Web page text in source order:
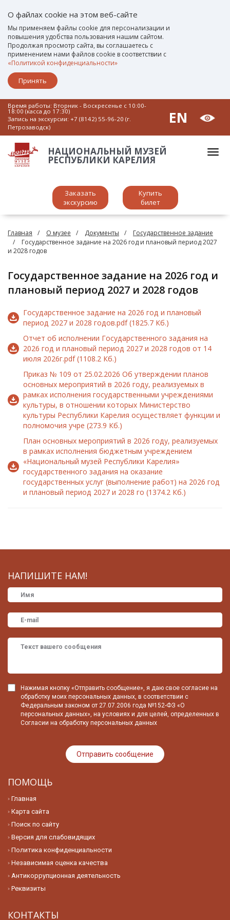
О файлах cookie на этом веб-сайте
Мы применяем файлы cookie для персонализации и
повышения удобства пользования нашим сайтом.
Продолжая просмотр сайта, вы соглашаетесь с
применением нами файлов cookie в соответствии с
«Политикой конфиденциальности»
Принять
Время работы: Вторник - Воскресенье c 10:00-
18:00 (касса до 17:30)
Запись на экскурсии: +7 (8142) 55-96-20 (г.
Петрозаводск)
EN
НАЦИОНАЛЬНЫЙ МУЗЕЙ
РЕСПУБЛИКИ КАРЕЛИЯ
Заказать
экскурсию
Купить
билет
Главная О музее Документы
Государственное задание
Государственное задание на 2026 год и плановый период 2027
и 2028 годов
Государственное задание на 2026 год и
плановый период 2027 и 2028 годов
Государственное задание на 2026 год и плановый
период 2027 и 2028 годов.pdf (1825.7 Кб.)
Отчет об исполнении Государственного задания на
2026 год и плановый период 2027 и 2028 годов от 14
июля 2026г.pdf (1108.2 Кб.)
Приказ № 109 от 25.02.2026 Об утверждении планов
основных мероприятий в 2026 году, реализуемых в
рамках исполнения государственными учреждениями
культуры, в отношении которых Министерство
культуры Республики Карелия осуществляет функции и
полномочия учре (273.9 Кб.)
План основных мероприятий в 2026 году, реализуемых
в рамках исполнения бюджетным учреждением
«Национальный музей Республики Карелия»
государственного задания на оказание
государственных услуг (выполнение работ) на 2026 год
и плановый период 2027 и 2028 го (1374.2 Кб.)
НАПИШИТЕ НАМ!
Нажимая кнопку «Отправить сообщение», я даю свое согласие на
обработку моих персональных данных, в соответствии с
Федеральным законом от 27.07.2006 года №152-ФЗ «О
персональных данных», на условиях и для целей, определенных в
Согласии на обработку персональных данных
ПОМОЩЬ
Главная
Карта сайта
Поиск по сайту
Версия для слабовидящих
Политика конфиденциальности
Независимая оценка качества
Антикоррупционная деятельность
Реквизиты
КОНТАКТЫ